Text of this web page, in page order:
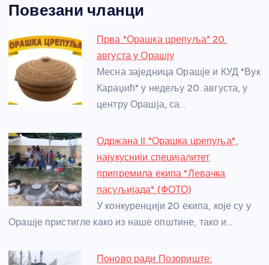
c
e
b
o
o
ss
e
n
g
er
itt
er
er at
s
A
p
p
a
g
e
e
st
e
Повезани чланци
Прва "Орашка црепуља" 20.
августа у Орашју
Месна заједница Орашје и КУД "Вук
Караџић" у недељу 20. августа, у
центру Орашја, са…
Одржана II "Орашка црепуља",
најукуснији специјалитет
припремила екипа "Левачка
пасуљијада" (ФОТО)
У конкуренцији 20 екипа, које су у
Орашје пристигле како из наше општине, тако и…
Поново ради Позориште: